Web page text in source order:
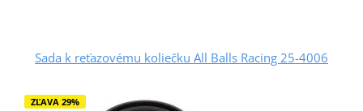
Sada k reťazovému koliečku All Balls Racing 25-4006
ZĽAVA 29%